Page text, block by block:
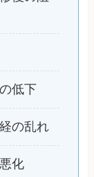
低下
の乱れ
化